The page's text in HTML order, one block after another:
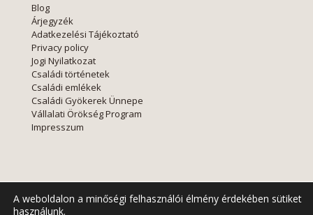
Blog
Árjegyzék
Adatkezelési Tájékoztató
Privacy policy
Jogi Nyilatkozat
Családi történetek
Családi emlékek
Családi Gyökerek Ünnepe
Vállalati Örökség Program
Impresszum
© 2026 - DRM Hungary Kft. – All rights reserved! |
A weboldalon a minőségi felhasználói élmény érdekében sütiket
használunk.